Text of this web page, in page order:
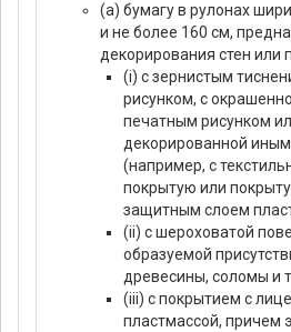
(а) бумагу в рулонах
и не более 160 см,
декорирования стен или
(i) с зернистым
рисунком, с
печатным рисунком
декорированной
(например, с
покрытую или
защитным слоем
(ii) с шероховатой
образуемой
древесины, соломы и
(iii) с покрытием с
пластмассой, причем